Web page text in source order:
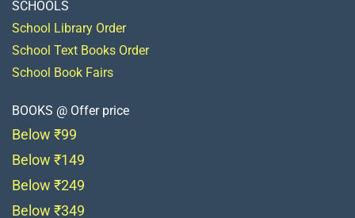
SCHOOLS
School Library Order
School Text Books Order
School Book Fairs
BOOKS @ Offer price
Below ₹99
Below ₹149
Below ₹249
Below ₹349